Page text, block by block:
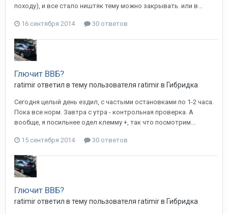
походу), и все стало ништяк тему можно закрывать. или в...
16 сентября 2014 30 ответов
Глючит ВВБ?
ratimirответил в тему пользователя ratimirв Гибридка
Сегодня целый день ездил, с частыми остановками по 1-2 часа.
Пока все норм. Завтра с утра - контрольная проверка. А
вообще, я посильнее одел клемму +, так что посмотрим...
15 сентября 2014 30 ответов
Глючит ВВБ?
ratimirответил в тему пользователя ratimirв Гибридка